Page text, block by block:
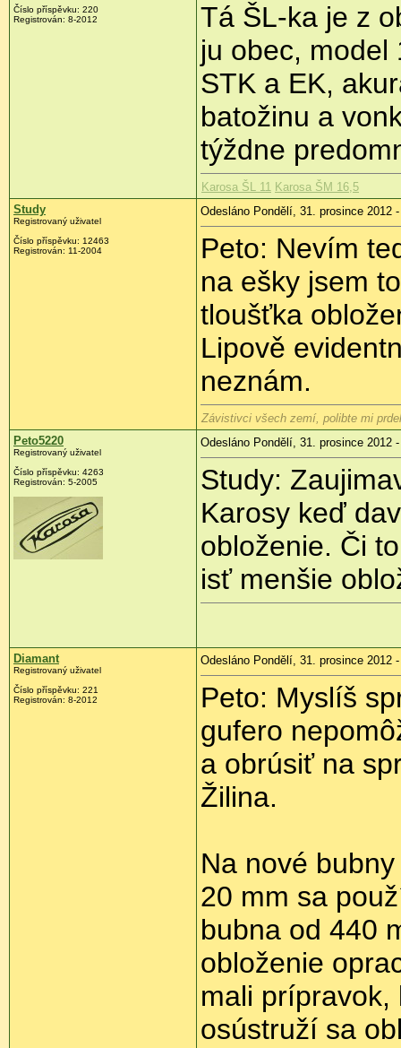
Číslo příspěvku: 220
Registrován: 8-2012
Tá ŠL-ka je z
ju obec, model
STK a EK,
batožinu a
týždne
Karosa ŠL 11 Karosa ŠM 16,5
Study
Registrovaný uživatel
Číslo příspěvku: 12463
Registrován: 11-2004
Odesláno Pondělí, 31. prosince 2012
Peto: Nevím
na ešky jsem
tloušťka
Lipově
neznám.
Závistivci všech zemí, polibte mi
Peto5220
Registrovaný uživatel
Číslo příspěvku: 4263
Registrován: 5-2005
Odesláno Pondělí, 31. prosince 2012
Study:
Karosy keď
obloženie. Či
isť menšie
Diamant
Registrovaný uživatel
Číslo příspěvku: 221
Registrován: 8-2012
Odesláno Pondělí, 31. prosince 2012
Peto: Myslíš
gufero
a obrúsiť na
Žilina.
Na nové
20 mm sa
bubna od 440
obloženie
mali
osústruží sa